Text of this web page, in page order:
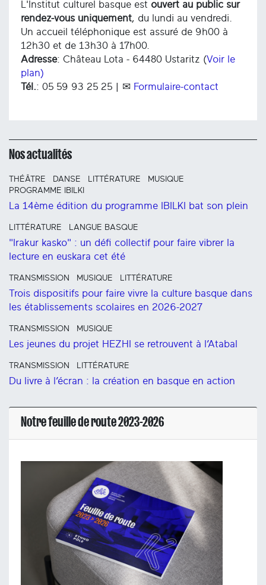
L'Institut culturel basque est ouvert au public sur
rendez-vous uniquement, du lundi au vendredi.
Un accueil téléphonique est assuré de 9h00 à
12h30 et de 13h30 à 17h00.
Adresse: Château Lota - 64480 Ustaritz (Voir le
plan)
Tél.: 05 59 93 25 25 | ✉ Formulaire-contact
Nos actualités
THÉÂTRE DANSE LITTÉRATURE
MUSIQUE
PROGRAMME IBILKI
La 14ème édition du programme IBILKI bat son plein
LITTÉRATURE LANGUE BASQUE
"Irakur kasko" : un défi collectif pour faire vibrer la
lecture en euskara cet été
TRANSMISSION MUSIQUE LITTÉRATURE
Trois dispositifs pour faire vivre la culture basque dans
les établissements scolaires en 2026-2027
TRANSMISSION MUSIQUE
Les jeunes du projet HEZHI se retrouvent à l’Atabal
TRANSMISSION LITTÉRATURE
Du livre à l’écran : la création en basque en action
Notre feuille de route 2023-2026